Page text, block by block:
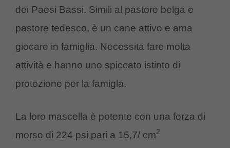
dei Paesi Bassi. Simili al pastore belga e
pastore tedesco, è un cane attivo e ama
giocare in famiglia. Necessita fare molta
attività e hanno uno spiccato istinto di
protezione per la famigla.
La loro mascella è potente con una forza di
morso di 224 psi pari a 15,7/ cm2